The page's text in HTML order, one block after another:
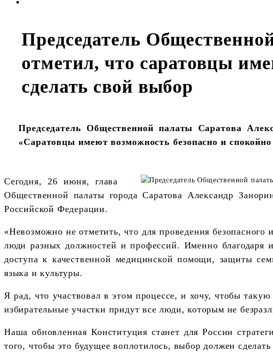
Председатель
отметил, что саратовцы
сделать свой выбор
Председатель Общественной палаты Саратова
«Саратовцы имеют возможность безопасно и
Сегодня, 26 июня, глава
Общественной палаты города Саратова Александр
Российской Федерации.
«Невозможно не отметить, что для проведения безопасного
люди разных должностей и профессий. Именно благодаря
доступа к качественной медицинской помощи, защиты
языка и культуры.
Я рад, что участвовал в этом процессе, и хочу, чтобы
избирательные участки придут все люди, которым не
Наша обновленная Конституция станет для России
того, чтобы это будущее воплотилось, выбор должен